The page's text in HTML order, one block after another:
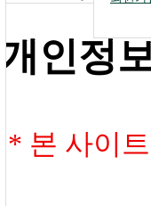
개인정
* 본 사이